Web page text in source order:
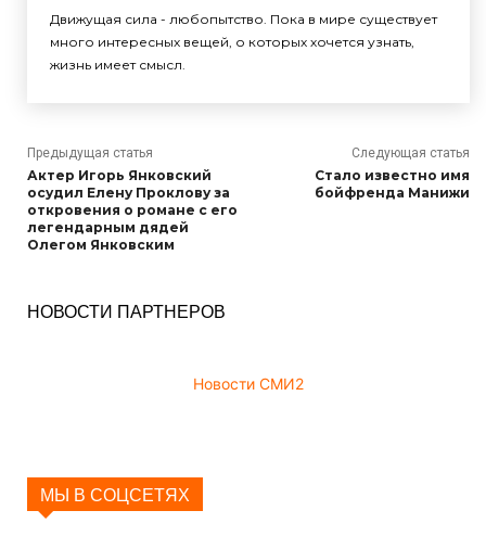
Движущая сила - любопытство. Пока в мире существует
много интересных вещей, о которых хочется узнать,
жизнь имеет смысл.
Предыдущая статья
Актер Игорь Янковский
осудил Елену Проклову за
откровения о романе с его
легендарным дядей
Олегом Янковским
Следующая статья
Стало известно имя
бойфренда Манижи
НОВОСТИ ПАРТНЕРОВ
Новости СМИ2
МЫ В СОЦСЕТЯХ